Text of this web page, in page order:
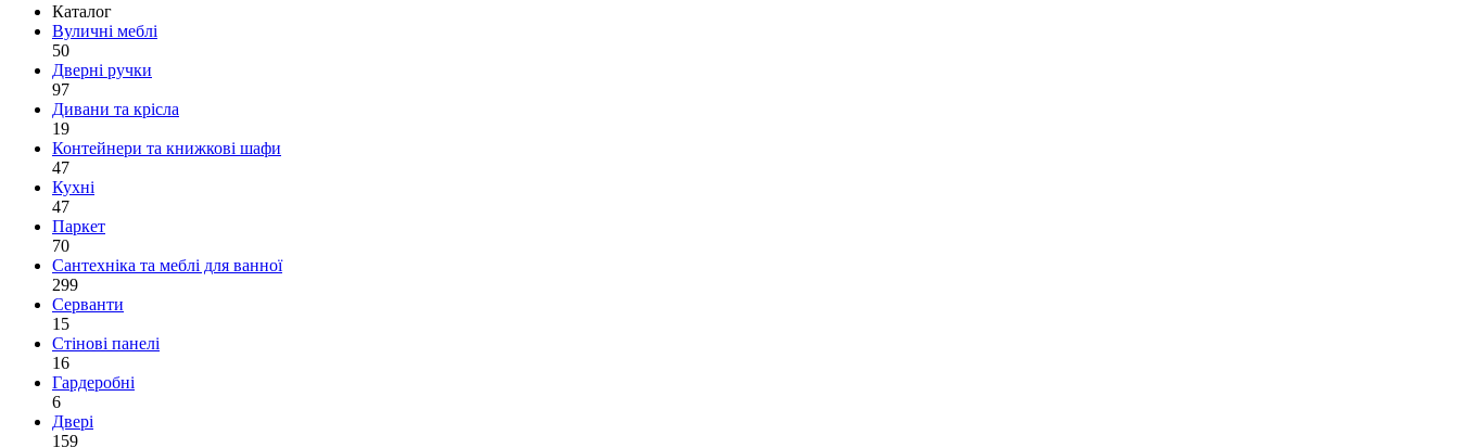
Каталог
Вуличні меблі
50
Дверні ручки
97
Дивани та крісла
19
Контейнери та книжкові шафи
47
Кухні
47
Паркет
70
Сантехніка та меблі для ванної
299
Серванти
15
Стінові панелі
16
Гардеробні
6
Двері
159